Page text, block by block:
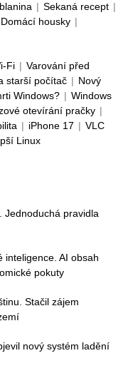
| Sekaná recept |
Domácí housky |
Fi | Varování před
starší počítač | Nový
Windows? | Windows
otevírání pračky |
| iPhone 17 | VLC
Linux
Jednoduchá pravidla
inteligence. AI obsah
pokuty
Stačil zájem
nový systém ladění